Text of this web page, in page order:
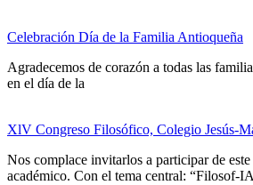
Celebración Día de la Familia Antioqueña
Agradecemos de corazón a todas las
en el día de la
XlV Congreso Filosófico, Colegio Jesús-
Nos complace invitarlos a participar de
académico. Con el tema central: “Filosof-